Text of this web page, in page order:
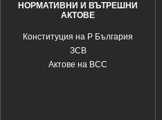
НОРМАТИВНИ И ВЪТРЕШНИ
АКТОВЕ
Конституция на Р България
ЗСВ
Актове на ВСС